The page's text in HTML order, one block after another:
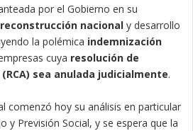
por el Gobierno en su
nacional y desarrollo
la polémica indemnización
cuya resolución de
sea anulada judicialmente.
comenzó hoy su análisis en particular
y Previsión Social, y se espera que la